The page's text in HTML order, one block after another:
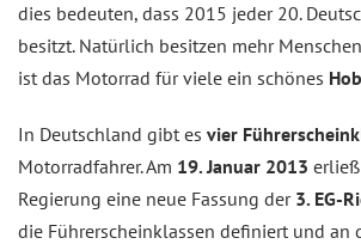
dies bedeuten, dass 2015 jeder 20.
besitzt. Natürlich besitzen mehr
ist das Motorrad für viele ein schönes
In Deutschland gibt es vier
Motorradfahrer. Am 19. Januar 2013
Regierung eine neue Fassung der3. EG-
die Führerscheinklassen definiert und an